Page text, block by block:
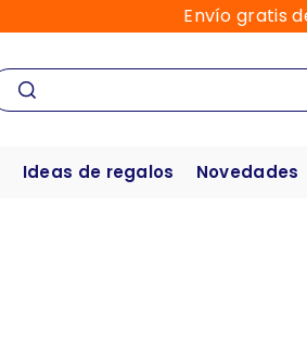
Envío gratis
Ideas de regalos Novedades